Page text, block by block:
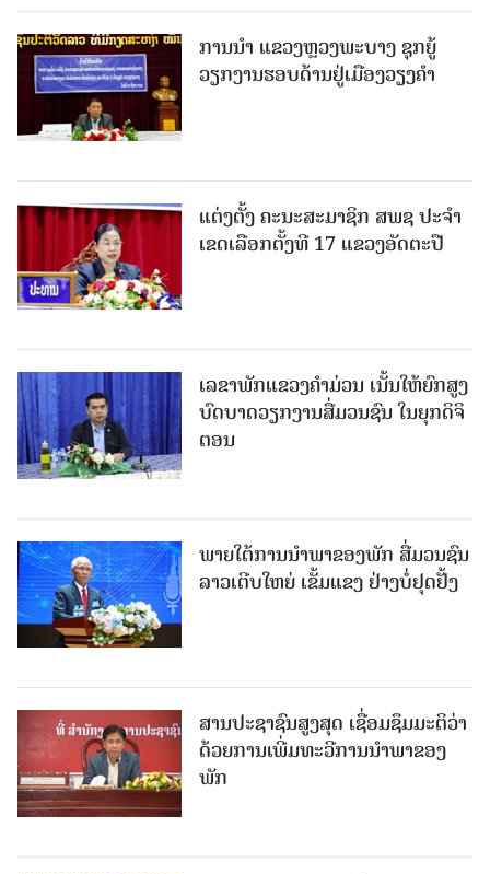
ການນຳ ແຂວງຫຼວງພະບາງ ຊຸກຍູ້
ວຽກງານຮອບດ້ານຢູ່ເມືອງວຽງຄໍາ
ແຕ່ງຕັ້ງ ຄະນະສະມາຊິກ ສພຊ ປະຈຳ
ເຂດເລືອກຕັ້ງທີ 17 ແຂວງອັດຕະປື
ເລຂາພັກແຂວງຄໍາມ່ວນ ເນັ້ນໃຫ້ຍົກສູງ
ບົດບາດວຽກງານສື່ມວນຊົນ ໃນຍຸກດິຈິ
ຕອນ
ພາຍໃຕ້ການນໍາພາຂອງພັກ ສື່ມວນຊົນ
ລາວເຕີບໃຫຍ່ ເຂັ້ມແຂງ ຢ່າງບໍ່ຢຸດຢັ້ງ
ສານປະຊາຊົນສູງສຸດ ເຊື່ອມຊຶມມະຕິວ່າ
ດ້ວຍການເພີ່ມທະວີການນຳພາຂອງ
ພັກ